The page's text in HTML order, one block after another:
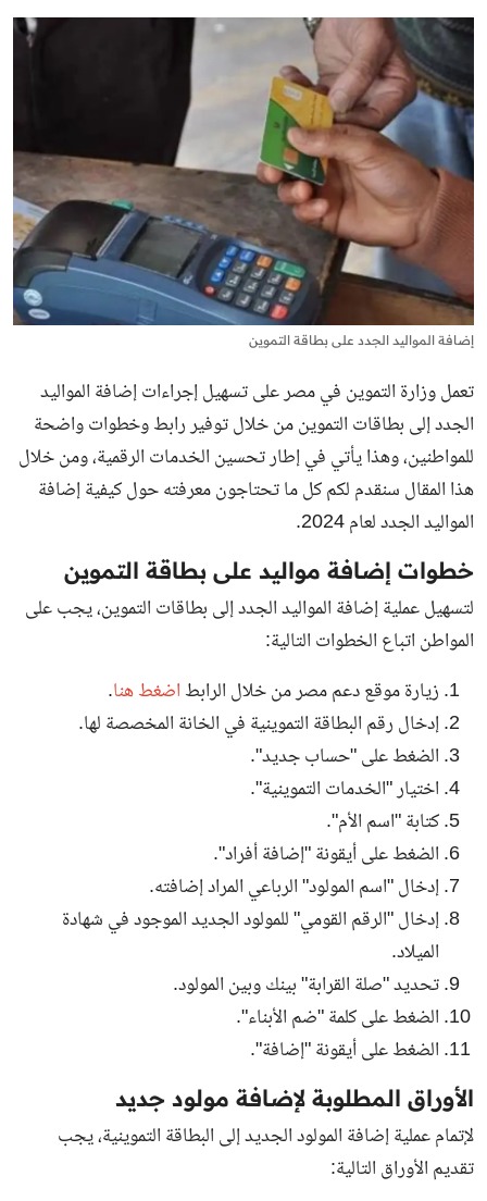
إضافة المواليد الجدد على بطاقة التموين
تعمل وزارة التموين في مصر على تسهيل إجراءات إضافة المواليد
الجدد إلى بطاقات التموين من خلال توفير رابط وخطوات واضحة
للمواطنين، وهذا يأتي في إطار تحسين الخدمات الرقمية، ومن خلال
هذا المقال سنقدم لكم كل ما تحتاجون معرفته حول كيفية إضافة
المواليد الجدد لعام 2024.
خطوات إضافة مواليد على بطاقة التموين
لتسهيل عملية إضافة المواليد الجدد إلى بطاقات التموين، يجب على
المواطن اتباع الخطوات التالية:
زيارة موقع دعم مصر من خلال الرابط اضغط هنا.
إدخال رقم البطاقة التموينية في الخانة المخصصة لها.
الضغط على "حساب جديد".
اختيار "الخدمات التموينية".
كتابة "اسم الأم".
الضغط على أيقونة "إضافة أفراد".
إدخال "اسم المولود" الرباعي المراد إضافته.
إدخال "الرقم القومي" للمولود الجديد الموجود في شهادة
الميلاد.
تحديد "صلة القرابة" بينك وبين المولود.
الضغط على كلمة "ضم الأبناء".
الضغط على أيقونة "إضافة".
الأوراق المطلوبة لإضافة مولود جديد
لإتمام عملية إضافة المولود الجديد إلى البطاقة التموينية، يجب
تقديم الأوراق التالية: